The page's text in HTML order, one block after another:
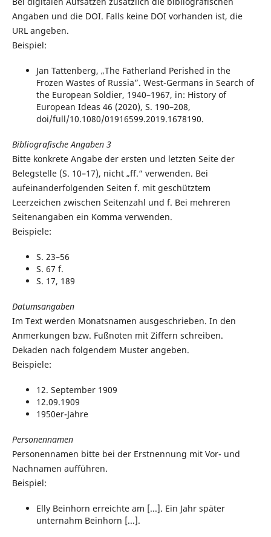
Angaben und die DOI. Falls keine DOI vorhanden ist, die
URL angeben.
Beispiel:
Jan Tattenberg, „The Fatherland Perished in the
Frozen Wastes of Russia”. West-Germans in Search of
the European Soldier, 1940–1967, in: History of
European Ideas 46 (2020), S. 190–208,
doi/full/10.1080/01916599.2019.1678190.
Bibliografische Angaben 3
Bitte konkrete Angabe der ersten und letzten Seite der
Belegstelle (S. 10–17), nicht „ff.“ verwenden. Bei
aufeinanderfolgenden Seiten f. mit geschütztem
Leerzeichen zwischen Seitenzahl und f. Bei mehreren
Seitenangaben ein Komma verwenden.
Beispiele:
S. 23–56
S. 67 f.
S. 17, 189
Datumsangaben
Im Text werden Monatsnamen ausgeschrieben. In den
Anmerkungen bzw. Fußnoten mit Ziffern schreiben.
Dekaden nach folgendem Muster angeben.
Beispiele:
12. September 1909
12.09.1909
1950er-Jahre
Personennamen
Personennamen bitte bei der Erstnennung mit Vor- und
Nachnamen aufführen.
Beispiel:
Elly Beinhorn erreichte am [...]. Ein Jahr später
unternahm Beinhorn [...].